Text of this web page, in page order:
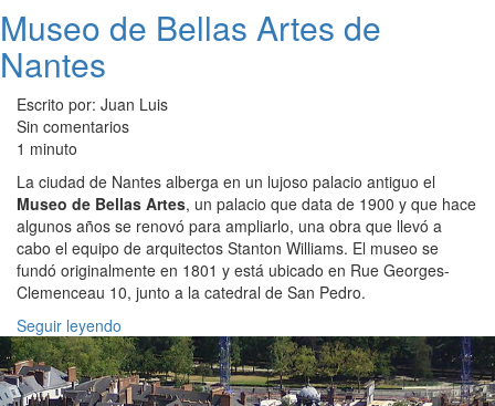
Museo de Bellas Artes de
Nantes
Escrito por: Juan Luis
Sin comentarios
1 minuto
La ciudad de Nantes alberga en un lujoso palacio antiguo el
Museo de Bellas Artes, un palacio que data de 1900 y que hace
algunos años se renovó para ampliarlo, una obra que llevó a
cabo el equipo de arquitectos Stanton Williams. El museo se
fundó originalmente en 1801 y está ubicado en Rue Georges-
Clemenceau 10, junto a la catedral de San Pedro.
Seguir leyendo